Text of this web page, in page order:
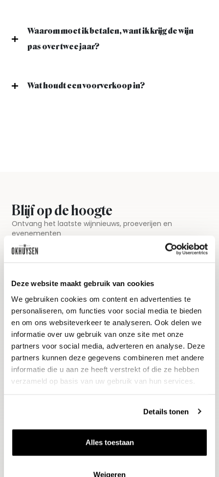
Deze website maakt gebruik van cookies
We gebruiken cookies om content en advertenties te
personaliseren, om functies voor social media te bieden
en om ons websiteverkeer te analyseren. Ook delen we
informatie over uw gebruik van onze site met onze
partners voor social media, adverteren en analyse. Deze
partners kunnen deze gegevens combineren met andere
informatie die u aan ze heeft verstrekt of die ze hebben
verzameld op basis van uw gebruik van hun services.
Details tonen
Alles toestaan
Weigeren
Waarom moet ik betalen, want ik krijg de wijn
pas over twee jaar?
Wat houdt een voorverkoop in?
Blijf op de hoogte
Ontvang het laatste wijnnieuws, proeverijen en
evenementen
Aanmelden
Mousserend
Thema's
Huiswijnen
Proefpakketten